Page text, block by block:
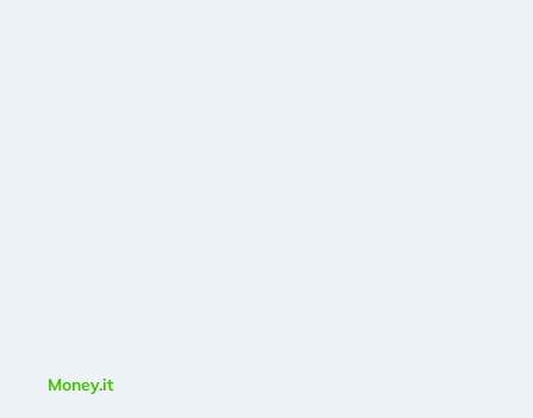
Money.it